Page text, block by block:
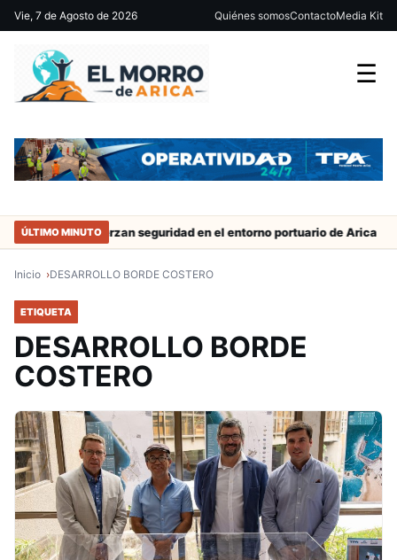
Vie, 7 de Agosto de 2026 Quiénes somosContactoMedia Kit
☰
ÚLTIMO MINUTORefuerzan seguridad en el entorno portuario de Arica
Inicio DESARROLLO BORDE COSTERO
ETIQUETA
DESARROLLO BORDE
COSTERO